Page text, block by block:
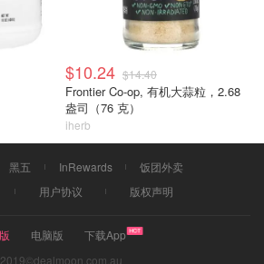
$10.24 $14.40
Frontier Co-op, 有机大蒜粒，2.68
盎司（76 克）
iherb
黑五 InRewards
饭团外卖
用户协议 版权声明
电脑版
下载App
2019©dealmoon.com.au